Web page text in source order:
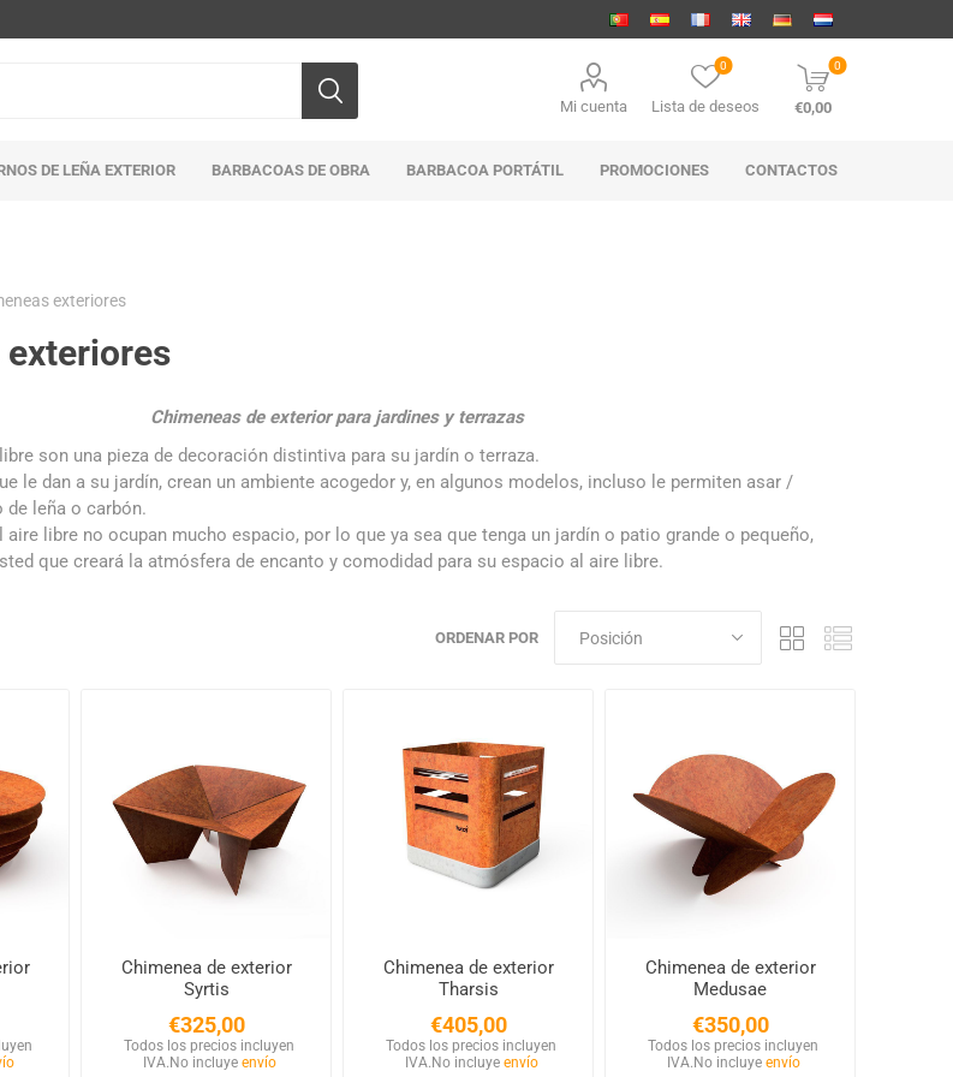
Mi cuenta Lista de deseos
0 0
€0,00
DE LEÑA EXTERIOR BARBACOAS DE OBRA BARBACOA PORTÁTIL PROMOCIONES CONTACTOS
exteriores
exteriores
Chimeneas de exterior para jardines y terrazas
son una pieza de decoración distintiva para su jardín o terraza.
le dan a su jardín, crean un ambiente acogedor y, en algunos modelos, incluso le permiten asar /
leña o carbón.
libre no ocupan mucho espacio, por lo que ya sea que tenga un jardín o patio grande o pequeño,
que creará la atmósfera de encanto y comodidad para su espacio al aire libre.
ORDENAR POR
Chimenea de exterior
Syrtis
€325,00
Todos los precios incluyen
IVA. No incluye envío
Chimenea de exterior
Tharsis
€405,00
Todos los precios incluyen
IVA. No incluye envío
Chimenea de exterior
Medusae
€350,00
Todos los precios incluyen
IVA. No incluye envío